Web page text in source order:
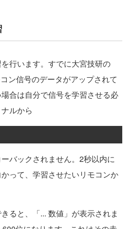
行います。すでに大宮技研の
ン信号のデータがアップされて
合は自分で信号を学習させる必
ルから
バックされません。2秒以内に
って、学習させたいリモコンか
ると、「... 数値」が表示されま